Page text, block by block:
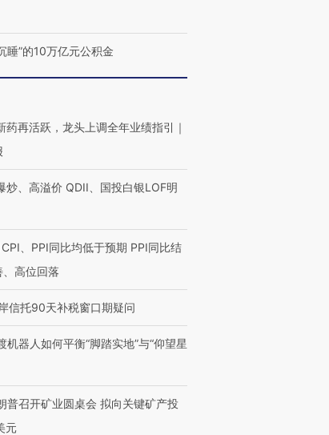
睡”的10万亿元公积金
药再活跃，龙头上调全年业绩指引｜
炒、高溢价 QDII、国投白银LOF明
、PPI同比均低于预期 PPI同比结
高位回落
信托90天补税窗口期疑问
机器人如何平衡“脚踏实地”与“仰望星
普召开矿业圆桌会 拟向关键矿产投
元